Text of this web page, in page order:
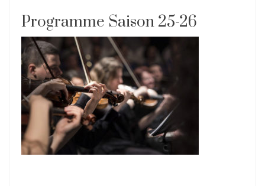
Programme Saison 25-26